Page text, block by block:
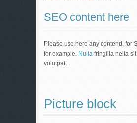
SEO content here
Please use here any contend, for
for example. Nulla fringilla nella sit
volutpat…
Picture block